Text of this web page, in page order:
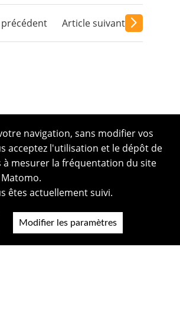
Article suivant
navigation, sans modifier vos
acceptez l'utilisation et le dépôt de
à mesurer la fréquentation du site
êtes actuellement suivi.
Modifier les paramètres